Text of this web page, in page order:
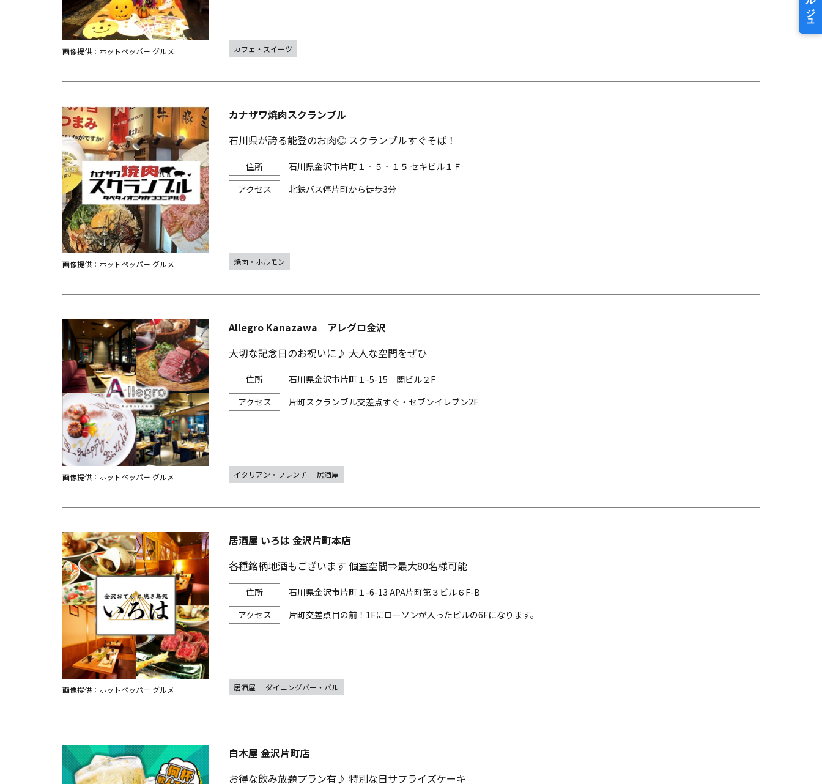
画像提供：ホットペッパー グルメ カフェ・スイーツ
カナザワ焼肉スクランブル
石川県が誇る能登のお肉◎ スクランブルすぐそば！
石川県金沢市片町１‐５‐１５ セキビル１Ｆ
北鉄バス停片町から徒歩3分
画像提供：ホットペッパー グルメ 焼肉・ホルモン
Allegro Kanazawa アレグロ金沢
大切な記念日のお祝いに♪ 大人な空間をぜひ
石川県金沢市片町１-5-15 関ビル２F
片町スクランブル交差点すぐ・セブンイレブン2F
画像提供：ホットペッパー グルメ イタリアン・フレンチ 居酒屋
居酒屋 いろは 金沢片町本店
各種銘柄地酒もございます 個室空間⇒最大80名様可能
石川県金沢市片町１-6-13 APA片町第３ビル６F-B
片町交差点目の前！1Fにローソンが入ったビルの6Fになります。
画像提供：ホットペッパー グルメ 居酒屋 ダイニングバー・バル
白木屋 金沢片町店
お得な飲み放題プラン有♪ 特別な日サプライズケーキ